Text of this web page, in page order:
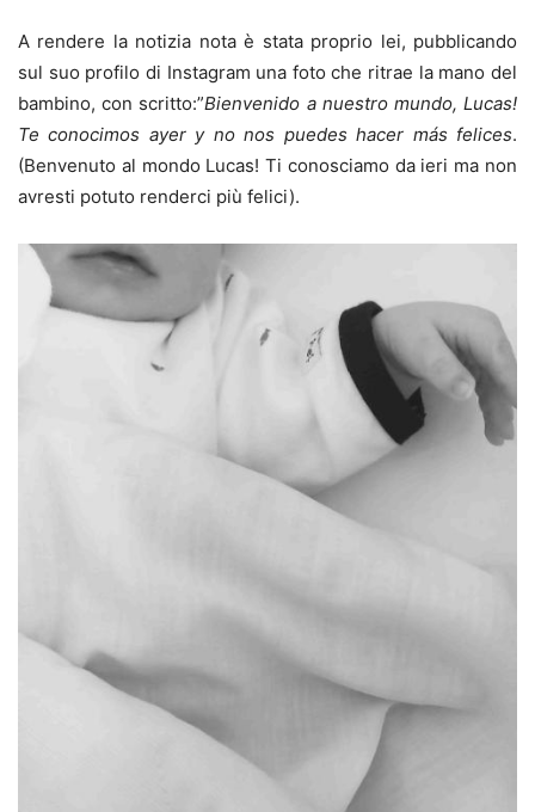
A rendere la notizia nota è stata proprio lei, pubblicando
sul suo profilo di Instagram una foto che ritrae la mano del
bambino, con scritto:”Bienvenido a nuestro mundo, Lucas!
Te conocimos ayer y no nos puedes hacer más felices.
(Benvenuto al mondo Lucas! Ti conosciamo da ieri ma non
avresti potuto renderci più felici).